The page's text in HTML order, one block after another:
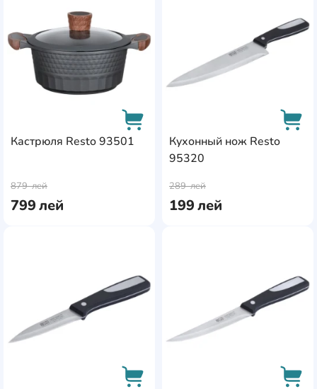
Кастрюля Resto 93501
799лей
879лей
Кухонный нож Resto
95320
199лей
289лей